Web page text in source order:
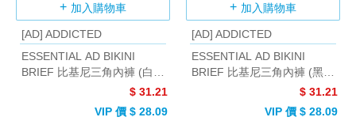
加入購物車
[AD] ADDICTED
ESSENTIAL AD BIKINI
BRIEF 比基尼三角內褲 (白
$ 31.21
VIP 價 $ 28.09
加入購物車
[AD] ADDICTED
ESSENTIAL AD BIKINI
BRIEF 比基尼三角內褲 (黑
$ 31.21
VIP 價 $ 28.09